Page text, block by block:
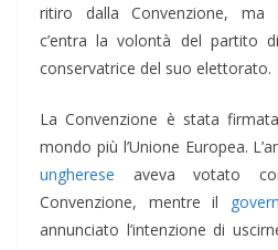
ritiro dalla Convenzione, ma
c’entra la volontà del partito
conservatrice del suo elettorato.
La Convenzione è stata
mondo più l’Unione Europea.
ungherese aveva votato
Convenzione, mentre il
annunciato l’intenzione di